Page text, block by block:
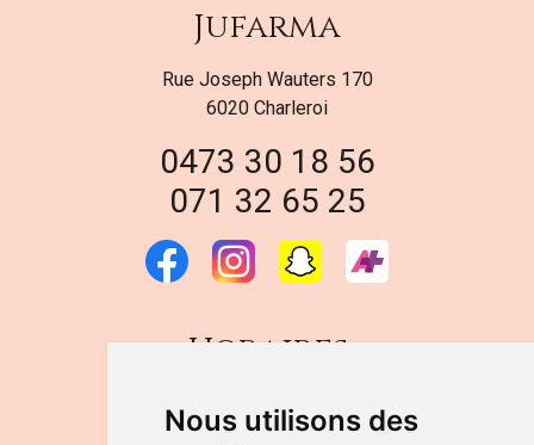
Nous utilisons des
Jufarma
Rue Joseph Wauters 170
6020 Charleroi
0473 30 18 56
071 32 65 25
Horaires
DU LUNDI AU VENDREDI
de 9h à 12h30 et de 14h à 18h